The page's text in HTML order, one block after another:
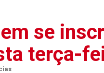
se
terça-